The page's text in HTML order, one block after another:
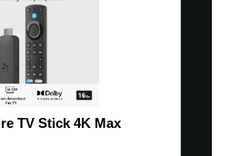
TV Stick 4K Max